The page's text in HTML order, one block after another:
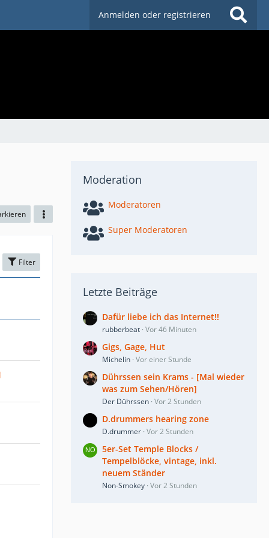
Anmelden oder registrieren
Filter
Moderation
Moderatoren
Super Moderatoren
Letzte Beiträge
Dafür liebe ich das Internet!!
rubberbeat Vor 46 Minuten
Gigs, Gage, Hut
Michelin Vor einer Stunde
Dührssen sein Krams - [Mal wieder
was zum Sehen/Hören]
Der Dührssen Vor 2 Stunden
D.drummers hearing zone
D.drummer Vor 2 Stunden
5er-Set Temple Blocks /
Tempelblöcke, vintage, inkl.
neuem Ständer
Non-Smokey Vor 2 Stunden